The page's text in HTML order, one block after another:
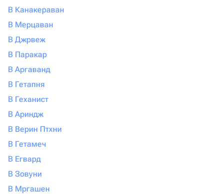
В Канакераван
В Мерцаван
В Джрвеж
В Паракар
В Аргаванд
В Гетапня
В Геханист
В Ариндж
В Верин Птхни
В Гетамеч
В Егвард
В Зовуни
В Мргашен